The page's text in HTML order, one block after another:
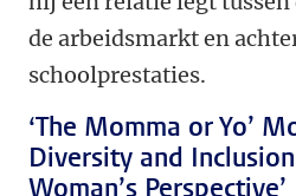
de arbeidsmarkt en
schoolprestaties.
‘The Momma or Yo’
Diversity and
Woman’s Perspective’